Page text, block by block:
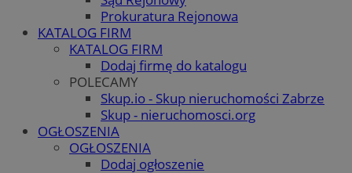
Prokuratura Rejonowa
KATALOG FIRM
KATALOG FIRM
Dodaj firmę do katalogu
POLECAMY
Skup.io - Skup nieruchomości Zabrze
Skup - nieruchomosci.org
OGŁOSZENIA
OGŁOSZENIA
Dodaj ogłoszenie